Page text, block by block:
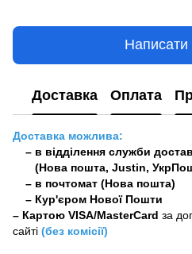
Написати
Доставка Оплата
Доставка можлива:
– в відділення служби
(Нова пошта, Justin,
– в почтомат (Нова пошта)
– Кур'єром Нової Пошти
– Картою VISA/MasterCard за
сайті (без комісії)